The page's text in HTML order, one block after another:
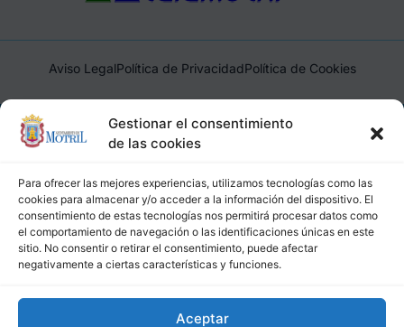
Gestionar el consentimiento
de las cookies
Para ofrecer las mejores experiencias, utilizamos tecnologías como las
cookies para almacenar y/o acceder a la información del dispositivo. El
consentimiento de estas tecnologías nos permitirá procesar datos como
el comportamiento de navegación o las identificaciones únicas en este
sitio. No consentir o retirar el consentimiento, puede afectar
negativamente a ciertas características y funciones.
Aceptar
Aviso LegalPolítica de PrivacidadPolítica de Cookies
Ayuntamiento de Motril, Plaza de España, 1, 18600, Motril,
(Granada), CIF: P1814200J, DIR3: L01181400